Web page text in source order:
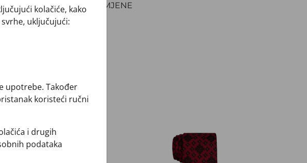
+ POVRATI I ZAMJENE
kolačiće, kako
uključujući:
upotrebe. Također
koristeći ručni
i drugih
podataka